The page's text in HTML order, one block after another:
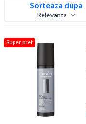
Sorteaza dupa
Super pret